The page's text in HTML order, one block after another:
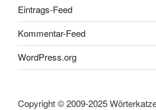
Eintrags-Feed
Kommentar-Feed
WordPress.org
Copyright © 2009-2025